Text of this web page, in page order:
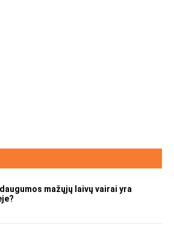
mažųjų laivų vairai yra